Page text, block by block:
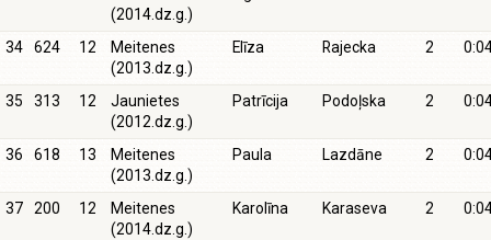
(2014.dz.g.)
34 624 12
Meitenes
(2013.dz.g.)
Elīza Rajecka 2
35 313 12
Jaunietes
(2012.dz.g.)
Patrīcija Podoļska 2
36 618 13
Meitenes
(2013.dz.g.)
Paula Lazdāne 2
37 200 12
Meitenes
(2014.dz.g.)
Karolīna Karaseva 2